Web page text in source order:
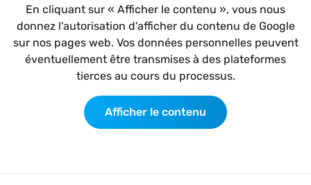
En cliquant sur « Afficher le contenu », vous nous
donnez l'autorisation d'afficher du contenu de Google
sur nos pages web. Vos données personnelles peuvent
éventuellement être transmises à des plateformes
tierces au cours du processus.
Afficher le contenu